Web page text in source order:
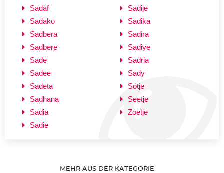
Sadaf
Sadako
Sadbera
Sadbere
Sade
Sadee
Sadeta
Sadhana
Sadia
Sadie
Sadije
Sadika
Sadira
Sadiye
Sadria
Sady
Sötje
Seetje
Zoetje
MEHR AUS DER KATEGORIE